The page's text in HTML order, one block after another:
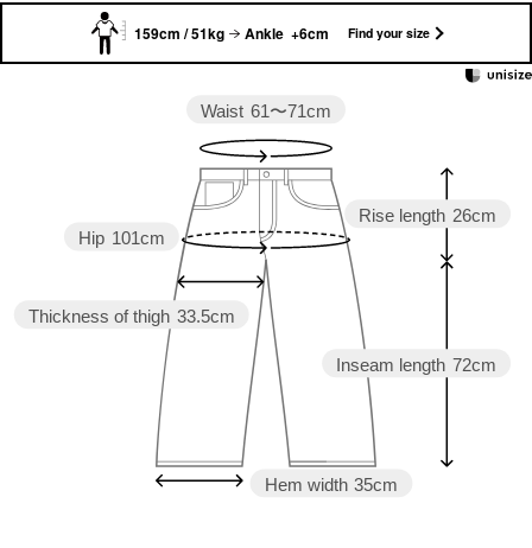
159cm / 51kg Ankle +6cm Find your size
Inseam length 72cm
Rise length 26cm
Hem width 35cm
Thickness of thigh 33.5cm
Hip 101cm
Waist 61〜71cm